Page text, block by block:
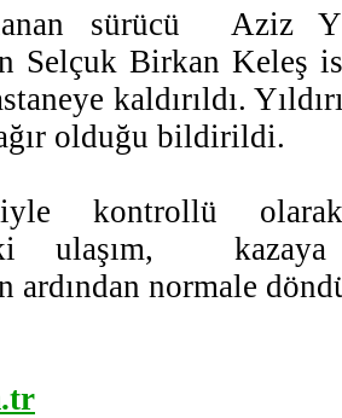
sürücü Aziz
Selçuk Birkan Keleş
kaldırıldı.
olduğu bildirildi.
kontrollü
ulaşım, kazaya
ardından normale